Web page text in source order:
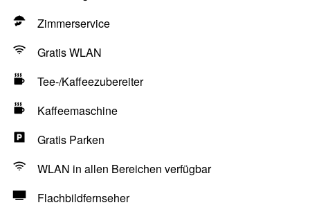
Zimmerservice
Gratis WLAN
Tee-/Kaffeezubereiter
Kaffeemaschine
Gratis Parken
WLAN in allen Bereichen verfügbar
Flachbildfernseher